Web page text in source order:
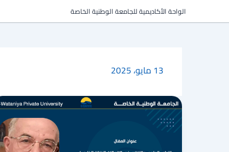
المحتوى
الواحة الأكاديمية للجامعة الوطنية الخاصة
13 مايو، 2025
التطور
العلمي
والتقاني
في
النقالة